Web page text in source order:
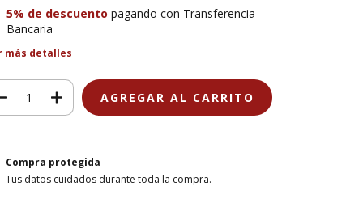
5% de descuento pagando con Transferencia
Bancaria
más detalles
Compra protegida
Tus datos cuidados durante toda la compra.